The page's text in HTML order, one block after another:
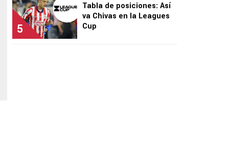
5
Tabla de posiciones: Así
va Chivas en la Leagues
Cup